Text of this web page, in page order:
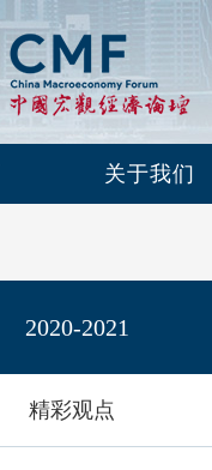
关于我们
2020-2021
精彩观点